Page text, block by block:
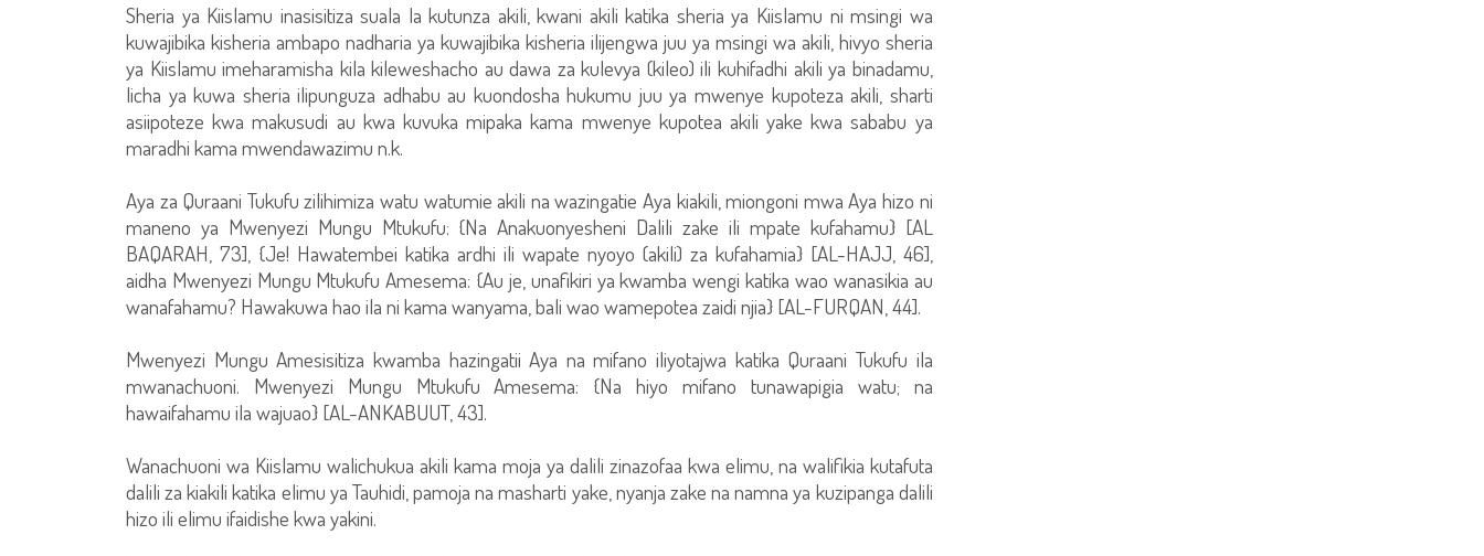
Sheria ya Kiislamu inasisitiza suala la kutunza akili, kwani akili katika sheria ya Kiislamu ni msingi wa
kuwajibika kisheria ambapo nadharia ya kuwajibika kisheria ilijengwa juu ya msingi wa akili, hivyo sheria
ya Kiislamu imeharamisha kila kileweshacho au dawa za kulevya (kileo) ili kuhifadhi akili ya binadamu,
licha ya kuwa sheria ilipunguza adhabu au kuondosha hukumu juu ya mwenye kupoteza akili, sharti
asiipoteze kwa makusudi au kwa kuvuka mipaka kama mwenye kupotea akili yake kwa sababu ya
maradhi kama mwendawazimu n.k.
Aya za Quraani Tukufu zilihimiza watu watumie akili na wazingatie Aya kiakili, miongoni mwa Aya hizo ni
maneno ya Mwenyezi Mungu Mtukufu: {Na Anakuonyesheni Dalili zake ili mpate kufahamu} [AL
BAQARAH, 73], {Je! Hawatembei katika ardhi ili wapate nyoyo (akili) za kufahamia} [AL-HAJJ, 46],
aidha Mwenyezi Mungu Mtukufu Amesema: {Au je, unafikiri ya kwamba wengi katika wao wanasikia au
wanafahamu? Hawakuwa hao ila ni kama wanyama, bali wao wamepotea zaidi njia} [AL-FURQAN, 44].
Mwenyezi Mungu Amesisitiza kwamba hazingatii Aya na mifano iliyotajwa katika Quraani Tukufu ila
mwanachuoni. Mwenyezi Mungu Mtukufu Amesema: {Na hiyo mifano tunawapigia watu; na
hawaifahamu ila wajuao} [AL-ANKABUUT, 43].
Wanachuoni wa Kiislamu walichukua akili kama moja ya dalili zinazofaa kwa elimu, na walifikia kutafuta
dalili za kiakili katika elimu ya Tauhidi, pamoja na masharti yake, nyanja zake na namna ya kuzipanga dalili
hizo ili elimu ifaidishe kwa yakini.